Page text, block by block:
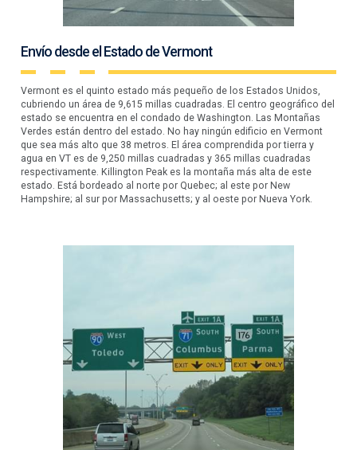
Envío desde el Estado de Vermont
Vermont es el quinto estado más pequeño de los Estados Unidos,
cubriendo un área de 9,615 millas cuadradas. El centro geográfico del
estado se encuentra en el condado de Washington. Las Montañas
Verdes están dentro del estado. No hay ningún edificio en Vermont
que sea más alto que 38 metros. El área comprendida por tierra y
agua en VT es de 9,250 millas cuadradas y 365 millas cuadradas
respectivamente. Killington Peak es la montaña más alta de este
estado. Está bordeado al norte por Quebec; al este por New
Hampshire; al sur por Massachusetts; y al oeste por Nueva York.